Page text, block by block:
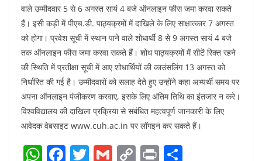
वाले उम्मीदवार 5 से 6 अगस्त सायं 4 बजे ऑनलाइन फीस जमा करवा सकते
हैं। इसी कड़ी में पीएच.डी. पाठ्यक्रमों में दाखिले के लिए साक्षात्कार 7 अगस्त
को होगा। प्रवेश सूची में स्थान पाने वाले शोधार्थी 8 से 9 अगस्त सायं 4 बजे
तक ऑनलाइन फीस जमा करवा सकते हैं। शोध पाठ्यक्रमों में सीटें रिक्त रहने
की स्थिति में प्रतीक्षा सूची में आए शोधार्थियों की काउंसलिंग 13 अगस्त को
निर्धारित की गई है। उम्मीदवारों को सलाह देते हुए उन्होंने कहा अभ्यर्थी समय पर
अपना ऑनलाइन पंजीकरण करवाए, इसके लिए अंतिम तिथि का इंतजार न करे।
विश्वविद्यालय की दाखिला प्रक्रिया से संबंधित महत्वपूर्ण जानकारी के लिए
आवेदक वेबसाइट www.cuh.ac.in पर लॉगइन कर सकते हैं।
W F T G C Pr